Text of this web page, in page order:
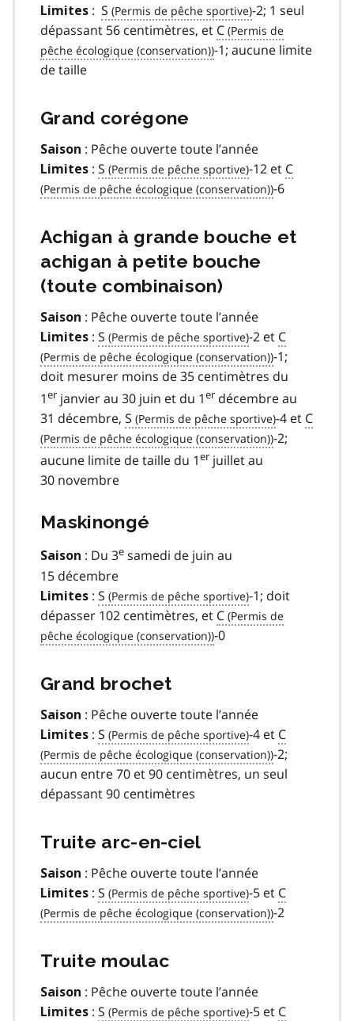
Limites : S
-2; 1 seul
dépassant 56 centimètres, et C
-1; aucune limite
de taille
Grand corégone
Saison : Pêche ouverte toute l’année
Limites : S -12 et C
-6
Achigan à grande bouche et
achigan à petite bouche
(toute combinaison)
Saison : Pêche ouverte toute l’année
Limites : S -2 et C
-1;
doit mesurer moins de 35 centimètres du
1er janvier au 30 juin et du 1er décembre au
31 décembre, S -4 et C
-2;
aucune limite de taille du 1er juillet au
30 novembre
Maskinongé
Saison : Du 3e samedi de juin au
15 décembre
Limites : S
-1; doit
dépasser 102 centimètres, et C
-0
Grand brochet
Saison : Pêche ouverte toute l’année
Limites : S -4 et C
-2;
aucun entre 70 et 90 centimètres, un seul
dépassant 90 centimètres
Truite arc-en-ciel
Saison : Pêche ouverte toute l’année
Limites : S -5 et C
-2
Truite moulac
Saison : Pêche ouverte toute l’année
Limites : S -5 et C